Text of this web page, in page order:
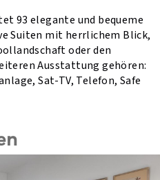
93 elegante und bequeme
Suiten mit herrlichem Blick,
oder den
Ausstattung gehören:
Sat-TV, Telefon, Safe